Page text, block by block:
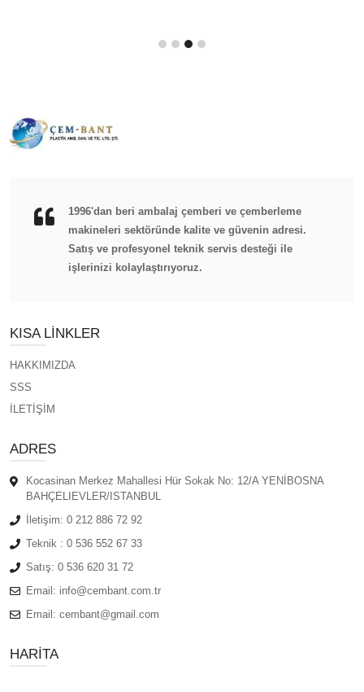
1996'dan beri ambalaj çemberi ve çemberleme
makineleri sektöründe kalite ve güvenin adresi.
Satış ve profesyonel teknik servis desteği ile
işlerinizi kolaylaştırıyoruz.
KISA LINKLER
HAKKIMIZDA
SSS
İLETİŞİM
ADRES
Kocasinan Merkez Mahallesi Hür Sokak No: 12/A YENİBOSNA
BAHÇELIEVLER/ISTANBUL
İletişim: 0 212 886 72 92
Teknik : 0 536 552 67 33
Satış: 0 536 620 31 72
Email: info@cembant.com.tr
Email: cembant@gmail.com
HARITA